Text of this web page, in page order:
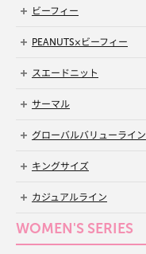
ビーフィー
PEANUTS×ビーフィー
スエードニット
サーマル
グローバルバリューライン
キングサイズ
カジュアルライン
WOMEN'S SERIES